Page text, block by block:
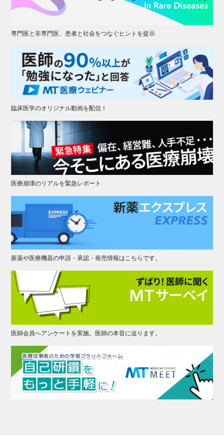
専門医と非専門医、患者と社会をつなぐヒントを提示
臨床医学のオリジナル動画を配信！
医療崩壊のリアルを緊急レポート
新薬や医療機器の申請・承認・発売情報はこちらです。
医師会員へアンケートを実施。医師の本音に迫ります。